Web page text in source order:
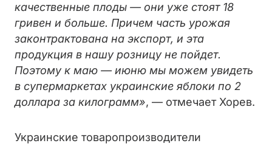
качественные плоды — они уже стоят 18
гривен и больше. Причем часть урожая
законтрактована на экспорт, и эта
продукция в нашу розницу не пойдет.
Поэтому к маю — июню мы можем увидеть
в супермаркетах украинские яблоки по 2
доллара за килограмм», — отмечает Хорев.
Украинские товаропроизводители